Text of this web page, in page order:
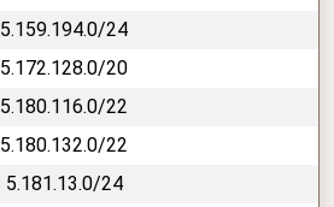
5.159.194.0/24
5.172.128.0/20
5.180.116.0/22
5.180.132.0/22
5.181.13.0/24